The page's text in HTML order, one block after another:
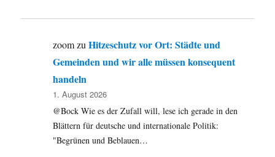
zoomzuHitzeschutz vor Ort: Städte und
Gemeinden und wir alle müssen konsequent
handeln
1. August 2026
@Bock Wie es der Zufall will, lese ich gerade in den
Blättern für deutsche und internationale Politik:
"Begrünen und Beblauen…